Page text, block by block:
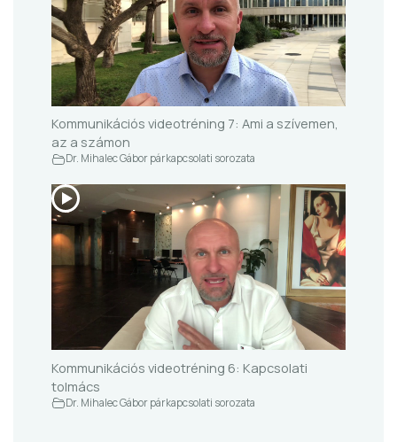
Kommunikációs videotréning 7: Ami a szívemen,
az a számon
Dr. Mihalec Gábor párkapcsolati sorozata
Kommunikációs videotréning 6: Kapcsolati
tolmács
Dr. Mihalec Gábor párkapcsolati sorozata